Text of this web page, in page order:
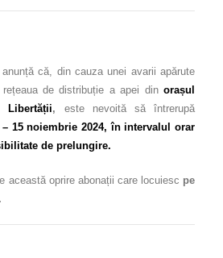
anunță că, din cauza unei avarii apărute
de distribuție a apei din orașul
Libertății, este nevoită să întrerupă
– 15 noiembrie 2024, în intervalul orar
de prelungire.
această oprire abonații care locuiesc pe